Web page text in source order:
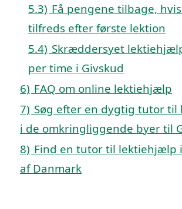
5.3) Få pengene tilbage,
tilfreds efter første lektion
5.4) Skræddersyet
per time i Givskud
6) FAQ om online lektiehjælp
7) Søg efter en dygtig tutor
i de omkringliggende byer til
8) Find en tutor til lektiehjælp
af Danmark